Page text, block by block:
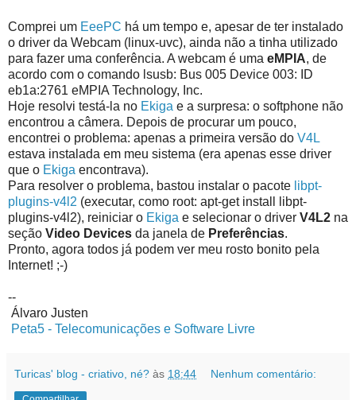
Comprei um EeePC há um tempo e, apesar de ter instalado
o driver da Webcam (linux-uvc), ainda não a tinha utilizado
para fazer uma conferência. A webcam é uma eMPIA, de
acordo com o comando lsusb: Bus 005 Device 003: ID
eb1a:2761 eMPIA Technology, Inc.
Hoje resolvi testá-la no Ekiga e a surpresa: o softphone não
encontrou a câmera. Depois de procurar um pouco,
encontrei o problema: apenas a primeira versão do V4L
estava instalada em meu sistema (era apenas esse driver
que o Ekiga encontrava).
Para resolver o problema, bastou instalar o pacote libpt-
plugins-v4l2 (executar, como root: apt-get install libpt-
plugins-v4l2), reiniciar o Ekiga e selecionar o driver V4L2 na
seção Video Devices da janela de Preferências.
Pronto, agora todos já podem ver meu rosto bonito pela
Internet! ;-)
--
Álvaro Justen
Peta5 - Telecomunicações e Software Livre
Turicas' blog - criativo, né? às 18:44 Nenhum comentário: